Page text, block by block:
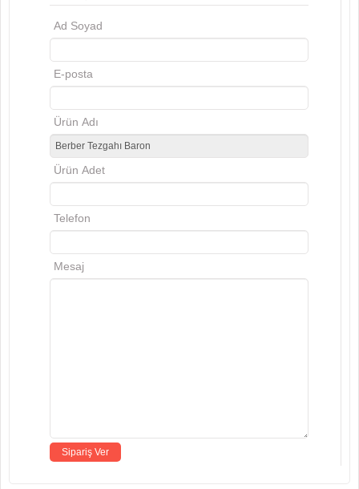
Ad Soyad
E-posta
Ürün Adı
Ürün Adet
Telefon
Mesaj